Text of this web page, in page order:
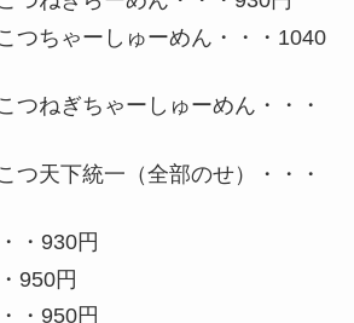
つちゃーしゅーめん・・・1040
つねぎちゃーしゅーめん・・・
つ天下統一（全部のせ）・・・
・930円
950円
・950円